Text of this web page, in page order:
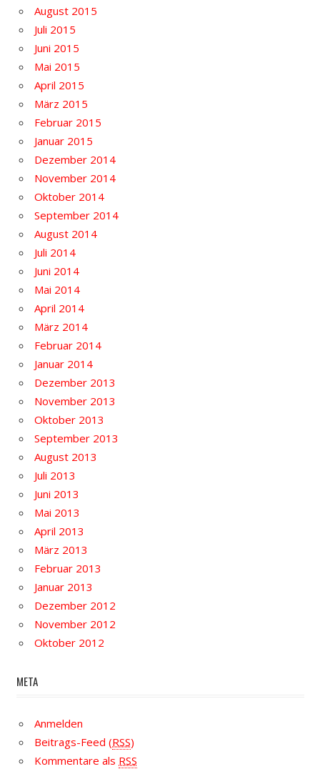
August 2015
Juli 2015
Juni 2015
Mai 2015
April 2015
März 2015
Februar 2015
Januar 2015
Dezember 2014
November 2014
Oktober 2014
September 2014
August 2014
Juli 2014
Juni 2014
Mai 2014
April 2014
März 2014
Februar 2014
Januar 2014
Dezember 2013
November 2013
Oktober 2013
September 2013
August 2013
Juli 2013
Juni 2013
Mai 2013
April 2013
März 2013
Februar 2013
Januar 2013
Dezember 2012
November 2012
Oktober 2012
META
Anmelden
Beitrags-Feed (RSS)
Kommentare als RSS